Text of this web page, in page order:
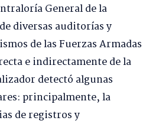
General de la
diversas auditorías y
de las Fuerzas Armadas
e indirectamente de la
detectó algunas
principalmente, la
de registros y